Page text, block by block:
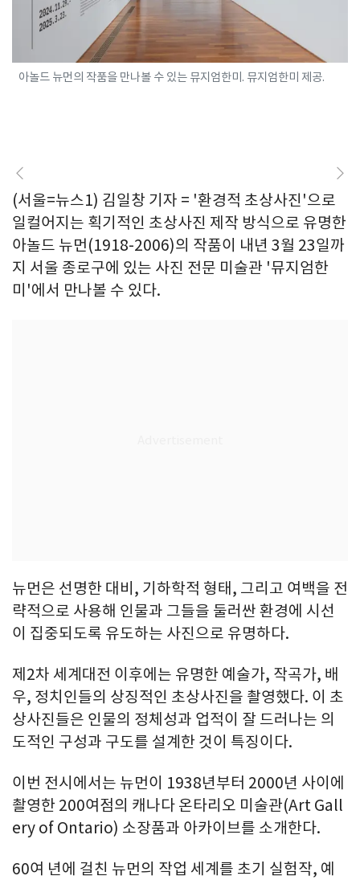
아놀드 뉴먼의 작품을 만나볼 수 있는 뮤지엄한미. 뮤지엄한미 제공.
(서울=뉴스1) 김일창 기자 = '환경적 초상사진'으로
일컬어지는 획기적인 초상사진 제작 방식으로 유명한
아놀드 뉴먼(1918-2006)의 작품이 내년 3월 23일까
지 서울 종로구에 있는 사진 전문 미술관 '뮤지엄한
미'에서 만나볼 수 있다.
뉴먼은 선명한 대비, 기하학적 형태, 그리고 여백을 전
략적으로 사용해 인물과 그들을 둘러싼 환경에 시선
이 집중되도록 유도하는 사진으로 유명하다.
제2차 세계대전 이후에는 유명한 예술가, 작곡가, 배
우, 정치인들의 상징적인 초상사진을 촬영했다. 이 초
상사진들은 인물의 정체성과 업적이 잘 드러나는 의
도적인 구성과 구도를 설계한 것이 특징이다.
이번 전시에서는 뉴먼이 1938년부터 2000년 사이에
촬영한 200여점의 캐나다 온타리오 미술관(Art Gall
ery of Ontario) 소장품과 아카이브를 소개한다.
60여 년에 걸친 뉴먼의 작업 세계를 초기 실험작, 예